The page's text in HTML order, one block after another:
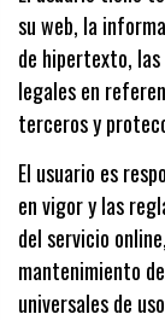
su web, la
de hipertexto,
legales en
terceros y
El usuario es
en vigor y las
del servicio
mantenimiento
universales de